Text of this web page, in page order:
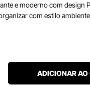
e moderno com design
com estilo
ADICIONAR AO